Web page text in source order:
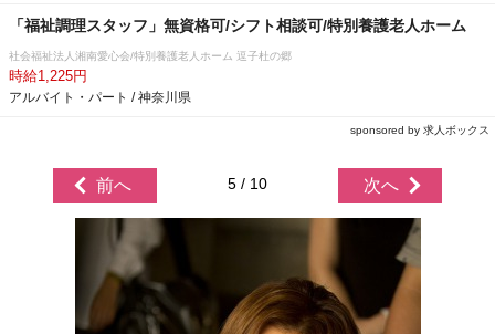
「福祉調理スタッフ」無資格可/シフト相談可/特別養護老人ホーム
社会福祉法人湘南愛心会/特別養護老人ホーム 逗子杜の郷
時給1,225円
アルバイト・パート / 神奈川県
sponsored by 求人ボックス
前へ 5 / 10 次へ